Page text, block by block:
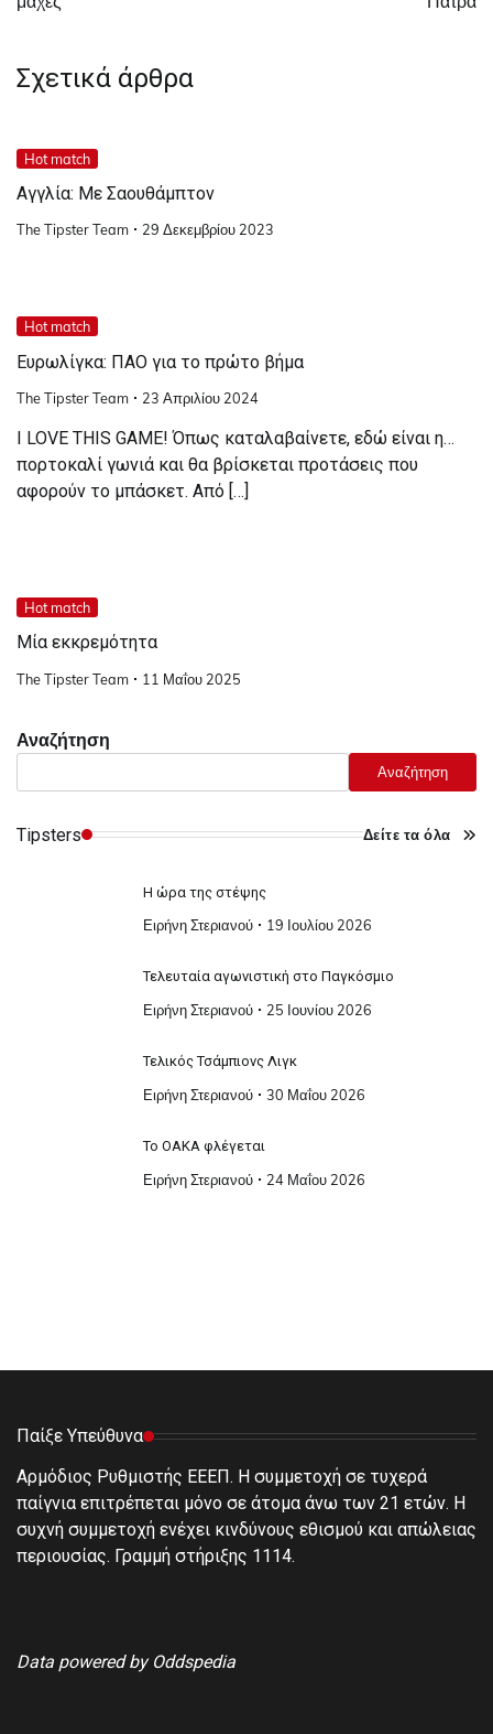
Σχετικά άρθρα
Hot match
Αγγλία: Με Σαουθάμπτον
The Tipster Team 29 Δεκεμβρίου 2023
Hot match
Ευρωλίγκα: ΠΑΟ για το πρώτο βήμα
The Tipster Team 23 Απριλίου 2024
I LOVE THIS GAME! Όπως καταλαβαίνετε, εδώ είναι η…
πορτοκαλί γωνιά και θα βρίσκεται προτάσεις που
αφορούν το μπάσκετ. Από […]
Hot match
Μία εκκρεμότητα
The Tipster Team 11 Μαΐου 2025
Αναζήτηση
Αναζήτηση
Tipsters Δείτε τα όλα
Η ώρα της στέψης
Ειρήνη Στεριανού 19 Ιουλίου 2026
Τελευταία αγωνιστική στο Παγκόσμιο
Ειρήνη Στεριανού 25 Ιουνίου 2026
Τελικός Τσάμπιονς Λιγκ
Ειρήνη Στεριανού 30 Μαΐου 2026
Το ΟΑΚΑ φλέγεται
Ειρήνη Στεριανού 24 Μαΐου 2026
Παίξε Υπεύθυνα
Αρμόδιος Ρυθμιστής ΕΕΕΠ. Η συμμετοχή σε τυχερά
παίγνια επιτρέπεται μόνο σε άτομα άνω των 21 ετών. Η
συχνή συμμετοχή ενέχει κινδύνους εθισμού και απώλειας
περιουσίας. Γραμμή στήριξης 1114.
Data powered by Oddspedia